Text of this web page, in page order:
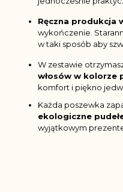
Ręczna produkcja
wykończenie.
w taki sposób aby
W zestawie
włosów w kolorze
komfort i piękno
Każda poszewka
ekologiczne
wyjątkowym